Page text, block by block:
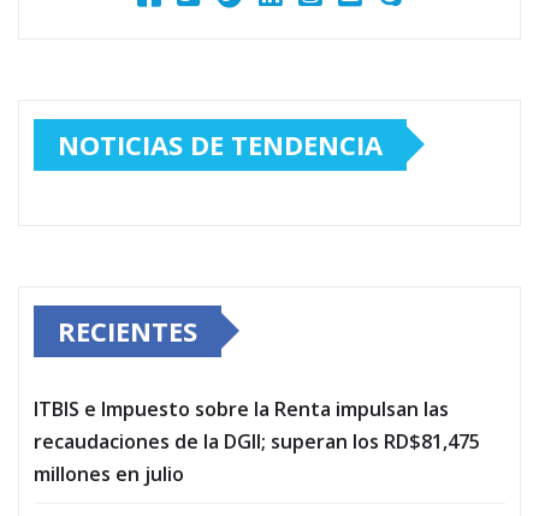
NOTICIAS DE TENDENCIA
RECIENTES
ITBIS e Impuesto sobre la Renta impulsan las
recaudaciones de la DGII; superan los RD$81,475
millones en julio